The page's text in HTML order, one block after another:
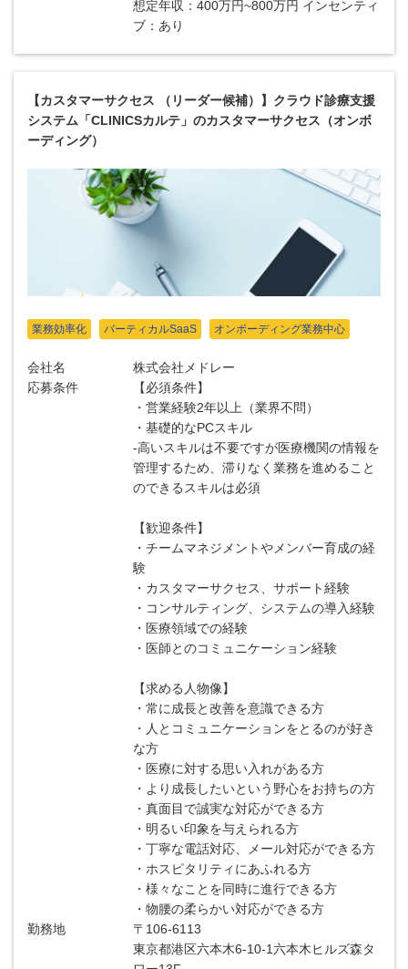
想定年収：400万円~800万円 インセンティ
ブ：あり
【カスタマーサクセス （リーダー候補）】クラウド診療支援
システム「CLINICSカルテ」のカスタマーサクセス（オンボ
ーディング）
業務効率化 バーティカルSaaS オンボーディング業務中心
会社名
株式会社メドレー
応募条件
【必須条件】
・営業経験2年以上（業界不問）
・基礎的なPCスキル
-高いスキルは不要ですが医療機関の情報を
管理するため、滞りなく業務を進めること
のできるスキルは必須
【歓迎条件】
・チームマネジメントやメンバー育成の経
験
・カスタマーサクセス、サポート経験
・コンサルティング、システムの導入経験
・医療領域での経験
・医師とのコミュニケーション経験
【求める人物像】
・常に成長と改善を意識できる方
・人とコミュニケーションをとるのが好き
な方
・医療に対する思い入れがある方
・より成長したいという野心をお持ちの方
・真面目で誠実な対応ができる方
・明るい印象を与えられる方
・丁寧な電話対応、メール対応ができる方
・ホスピタリティにあふれる方
・様々なことを同時に進行できる方
・物腰の柔らかい対応ができる方
勤務地
〒106-6113
東京都港区六本木6-10-1六本木ヒルズ森タ